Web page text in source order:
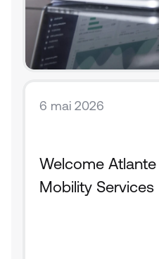
6 mai 2026
Welcome
Mobility Services